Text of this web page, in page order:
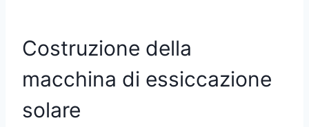
Costruzione della
macchina di essiccazione
solare